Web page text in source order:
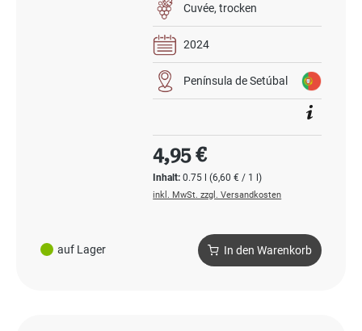
auf Lager
Cuvée trocken
2024
Península de Setúbal
Inhalt:0.75 l(6,60 € / 1 l)
Regulärer Preis:
4,95 €
inkl. MwSt. zzgl. Versandkosten
In den Warenkorb